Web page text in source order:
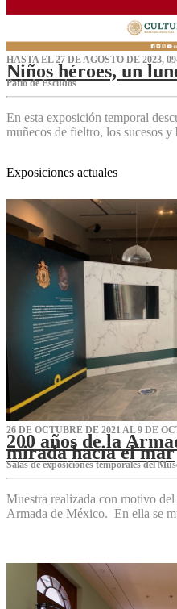
HASTA EL 27 DE AGOSTO DE 2023,
Niños héroes, un
Patio de Escudos
En esta exposición temporal
muñecos de fieltro, los sucesos
Exposiciones actuales
26 DE OCTUBRE DE 2021 AL 9 DE
200 años de la
mirada hacia el mar
Salas de exposiciones temporales del
Muestra realizada con motivo
Armada de México. En ella se